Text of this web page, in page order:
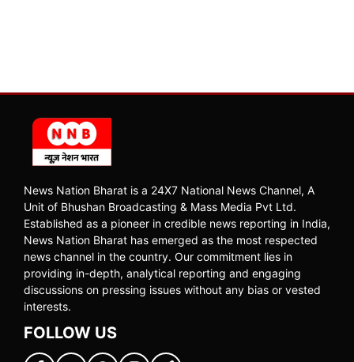
News Nation Bharat is a 24X7 National News Channel, A
Unit of Bhushan Broadcasting & Mass Media Pvt Ltd.
Established as a pioneer in credible news reporting in India,
News Nation Bharat has emerged as the most respected
news channel in the country. Our commitment lies in
providing in-depth, analytical reporting and engaging
discussions on pressing issues without any bias or vested
interests.
FOLLOW US